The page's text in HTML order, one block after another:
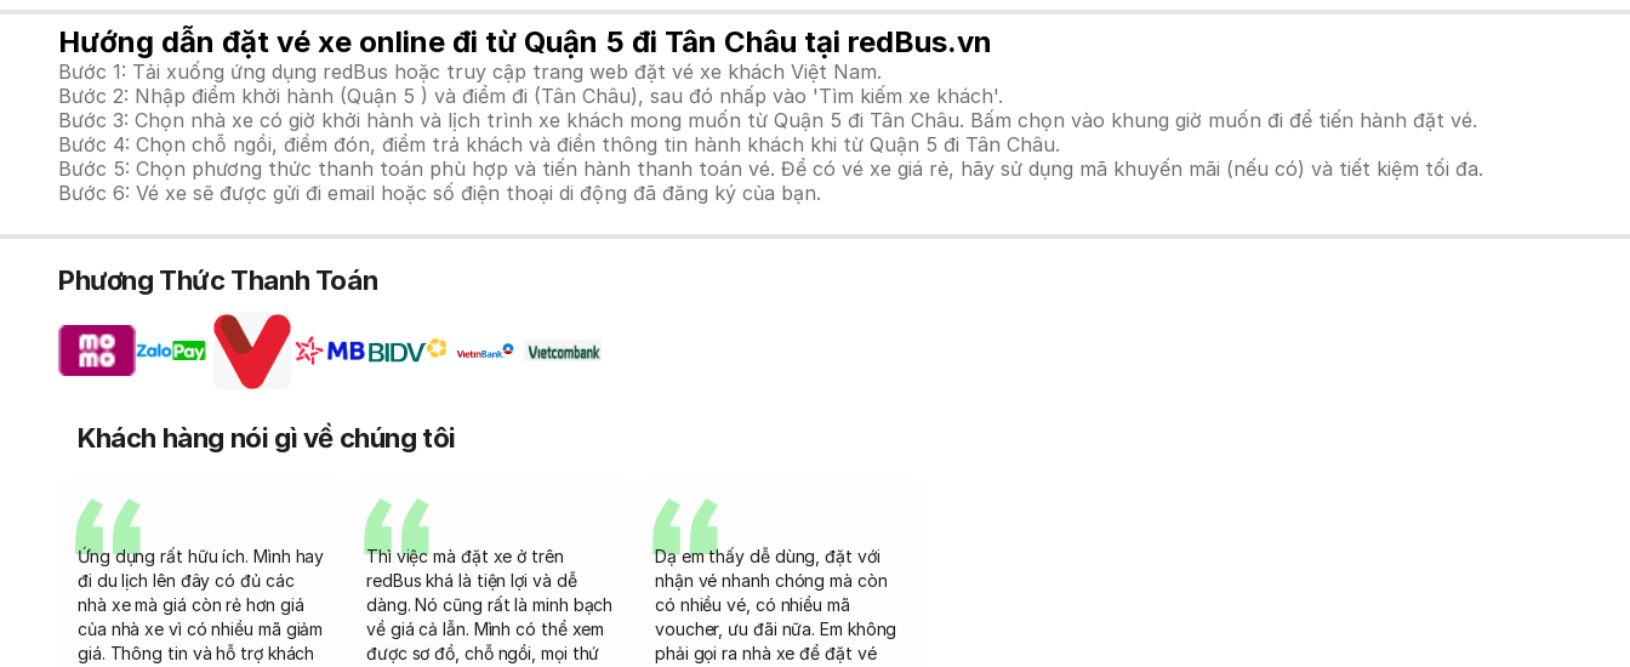
Hướng dẫn đặt vé xe online đi từ Quận 5 đi Tân Châu tại redBus.vn
Bước 1: Tải xuống ứng dụng redBus hoặc truy cập trang web đặt vé xe khách Việt Nam.
Bước 2: Nhập điểm khởi hành (Quận 5 ) và điểm đi (Tân Châu), sau đó nhấp vào 'Tìm kiếm xe khách'.
Bước 3: Chọn nhà xe có giờ khởi hành và lịch trình xe khách mong muốn từ Quận 5 đi Tân Châu. Bấm chọn vào khung giờ muốn đi để tiến hành đặt vé.
Bước 4: Chọn chỗ ngồi, điểm đón, điểm trả khách và điền thông tin hành khách khi từ Quận 5 đi Tân Châu.
Bước 5: Chọn phương thức thanh toán phù hợp và tiến hành thanh toán vé. Để có vé xe giá rẻ, hãy sử dụng mã khuyến mãi (nếu có) và tiết kiệm tối đa.
Bước 6: Vé xe sẽ được gửi đi email hoặc số điện thoại di động đã đăng ký của bạn.
Phương Thức Thanh Toán
Khách hàng nói gì về chúng tôi
Ứng dụng rất hữu ích. Mình hay
đi du lịch lên đây có đủ các
nhà xe mà giá còn rẻ hơn giá
của nhà xe vì có nhiều mã giảm
giá. Thông tin và hỗ trợ khách
Thì việc mà đặt xe ở trên
redBus khá là tiện lợi và dễ
dàng. Nó cũng rất là minh bạch
về giá cả lẫn. Mình có thể xem
được sơ đồ, chỗ ngồi, mọi thứ
Dạ em thấy dễ dùng, đặt với
nhận vé nhanh chóng mà còn
có nhiều vé, có nhiều mã
voucher, ưu đãi nữa. Em không
phải gọi ra nhà xe để đặt vé